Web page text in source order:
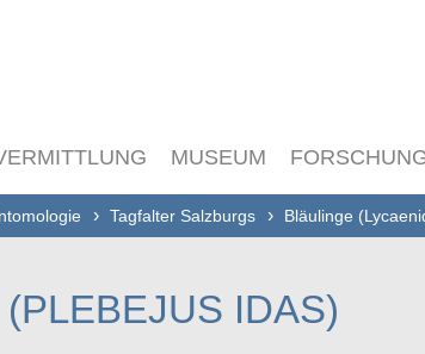
MUSEUM
Tagfalter Salzburgs Bläulinge
IDAS)